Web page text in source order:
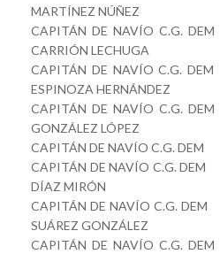
MARTÍNEZ NÚÑEZ
CAPITÁN DE NAVÍO
CARRIÓN LECHUGA
CAPITÁN DE NAVÍO
ESPINOZA HERNÁNDEZ
CAPITÁN DE NAVÍO
GONZÁLEZ LÓPEZ
CAPITÁN DE NAVÍO C.G.
CAPITÁN DE NAVÍO C.G.
DÍAZ MIRÓN
CAPITÁN DE NAVÍO C.G.
SUÁREZ GONZÁLEZ
CAPITÁN DE NAVÍO